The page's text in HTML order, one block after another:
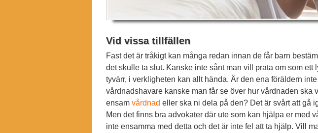
Vid vissa tillfällen
Fast det är tråkigt kan många redan innan de får barn
det skulle ta slut. Kanske inte sånt man vill prata om som ett
tyvärr, i verkligheten kan allt hända. Är den ena föräldern
vårdnadshavare kanske man får se över hur vårdnaden ska
ensam vårdnad eller ska ni dela på den? Det är svårt att gå
Men det finns bra advokater där ute som kan hjälpa er med
inte ensamma med detta och det är inte fel att ta hjälp. Vill